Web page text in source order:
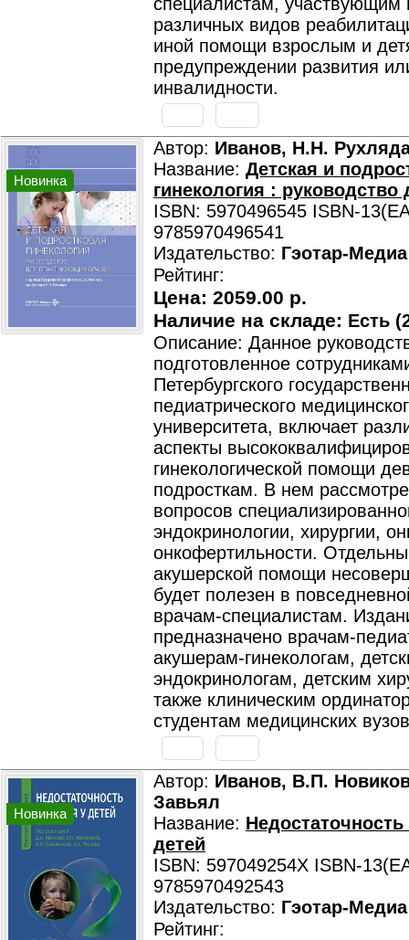
различных видов
иной помощи взрослым и
предупреждении развития
инвалидности.
Новинка
Автор: Иванов, Н.Н.
Название: Детская и
гинекология : руководство
ISBN: 5970496545 ISBN-
9785970496541
Издательство: Гэотар-Медиа
Рейтинг:
Цена: 2059.00 р.
Наличие на складе: Есть
Описание: Данное
подготовленное
Петербургского
педиатрического
университета, включает
аспекты
гинекологической помощи
подросткам. В нем
вопросов
эндокринологии, хирургии,
онкофертильности.
акушерской помощи
будет полезен в
врачам-специалистам.
предназначено врачам-
акушерам-гинекологам,
эндокринологам, детским
также клиническим
студентам медицинских
Новинка
Автор: Иванов, В.П.
Завьял
Название:
детей
ISBN: 597049254X ISBN-
9785970492543
Издательство: Гэотар-Медиа
Рейтинг: